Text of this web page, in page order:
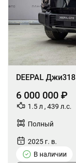
DEEPAL
6 000 000 ₽
1.5 л , 439 л.с.
Полный
2025 г. в.
В наличии